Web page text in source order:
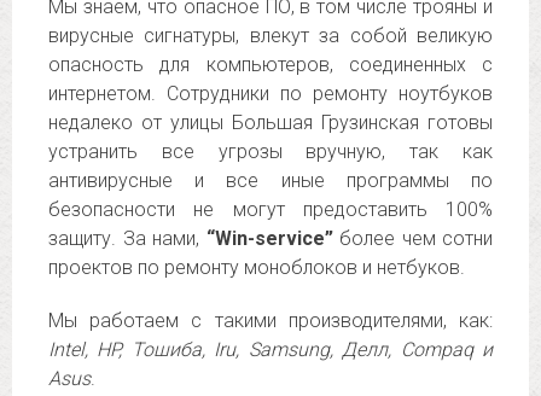
Мы знаем, что опасное ПО, в том числе трояны и
вирусные сигнатуры, влекут за собой великую
опасность для компьютеров, соединенных с
интернетом. Сотрудники по ремонту ноутбуков
недалеко от улицы Большая Грузинская готовы
устранить все угрозы вручную, так как
антивирусные и все иные программы по
безопасности не могут предоставить 100%
защиту. За нами, “Win-service”более чем сотни
проектов по ремонту моноблоков и нетбуков.
Мы работаем с такими производителями, как:
Intel, HP, Тошиба, Iru, Samsung, Делл, Compaq и
Asus.